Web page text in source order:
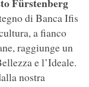
di Banca Ifis
a fianco
raggiunge un
e l’Ideale.
nostra